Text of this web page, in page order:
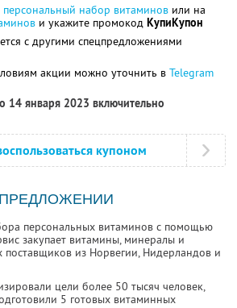
персональный набор витаминов или на
и укажите промокод КупиКупон
с другими спецпредложениями
акции можно уточнить в Telegram
14 января 2023 включительно
купоном
персональных витаминов с помощью
закупает витамины, минералы и
поставщиков из Норвегии, Нидерландов и
цели более 50 тысяч человек,
5 готовых витаминных